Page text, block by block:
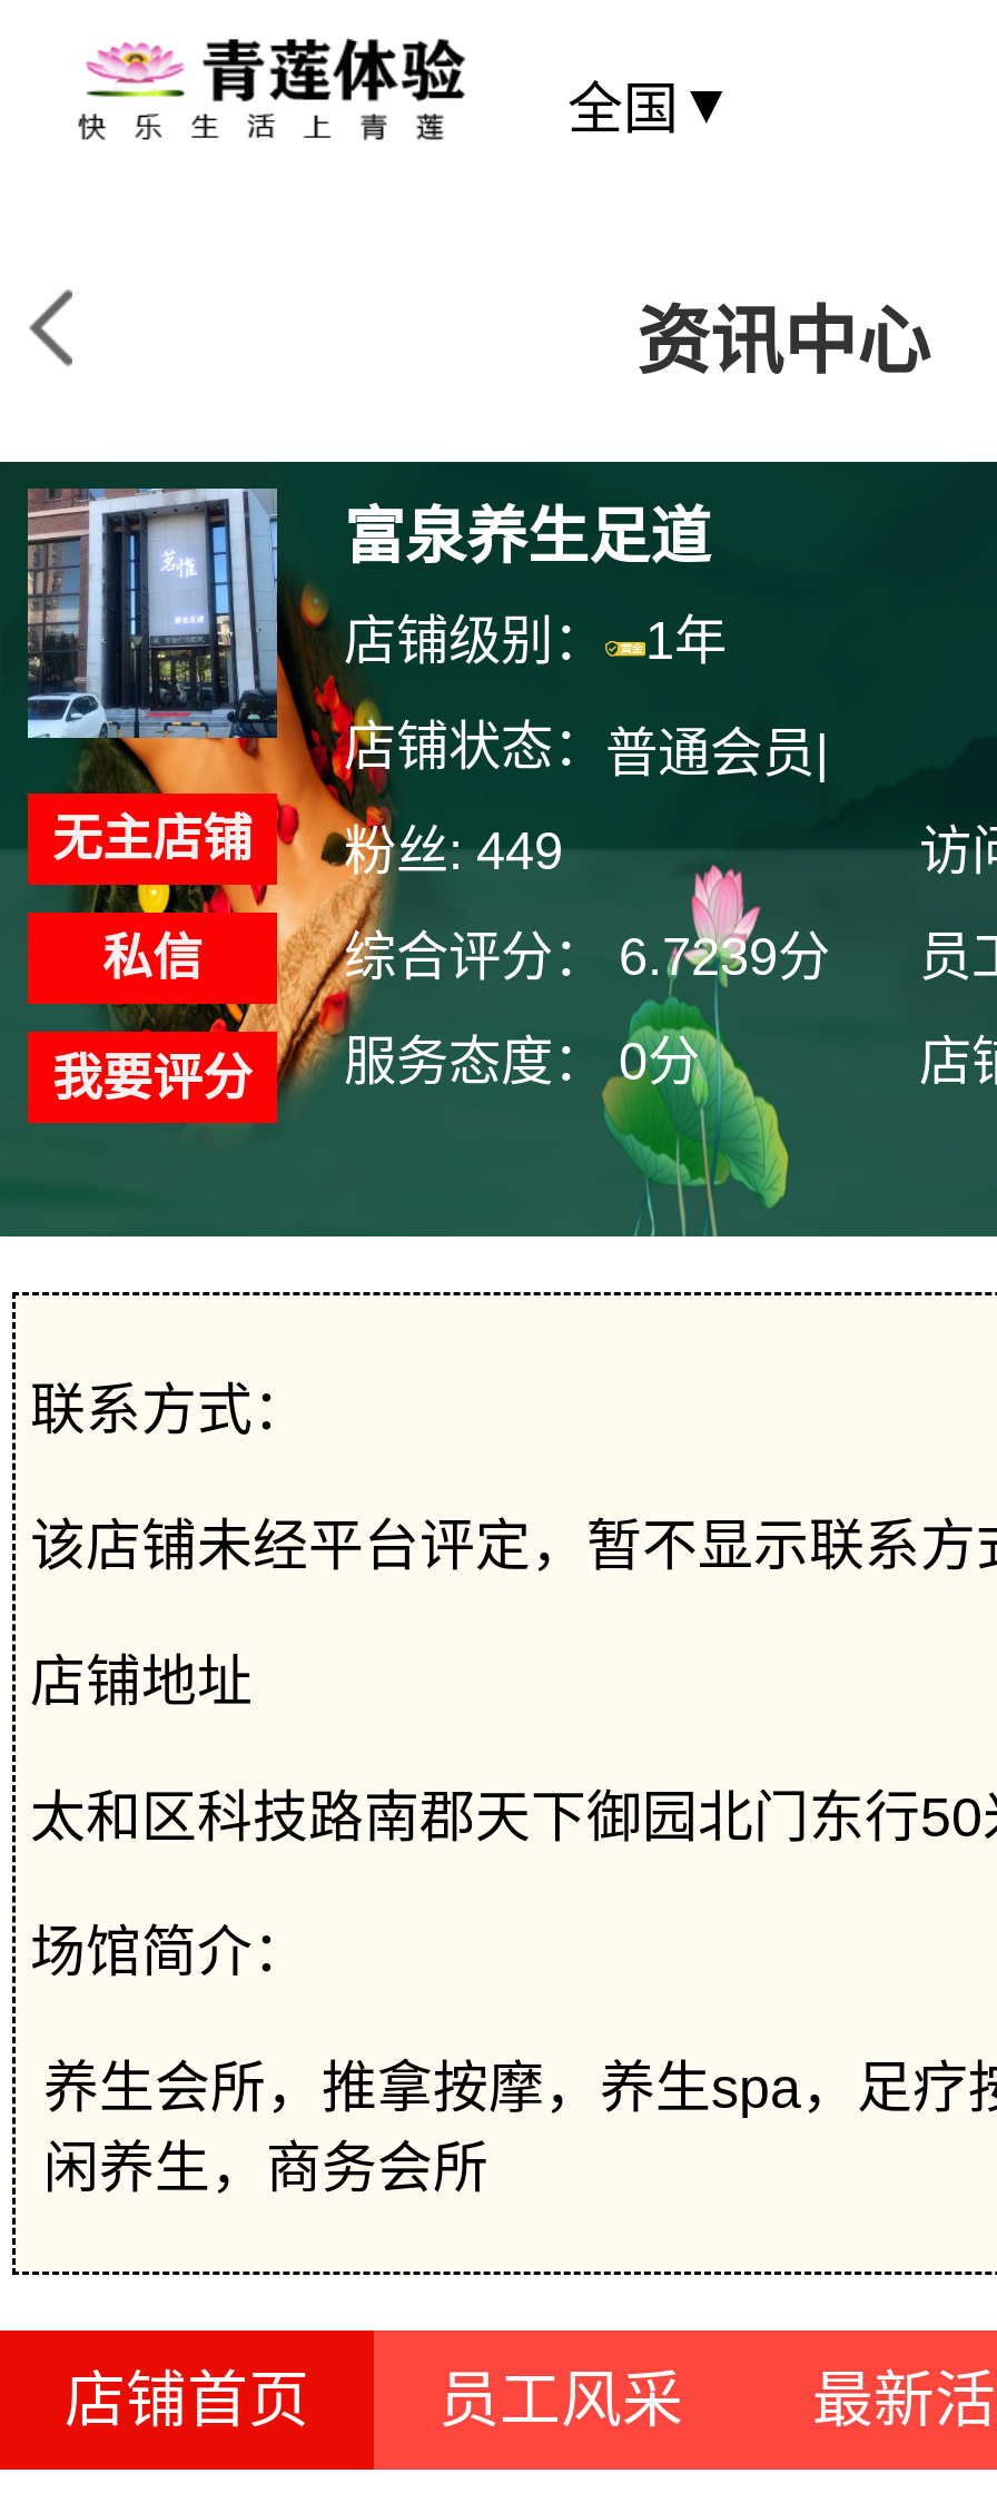
全国 ▼
资讯中心
无主店铺
私信
我要评分
富泉养生足道
店铺级别：
1年
店铺状态： 普通会员|
粉丝: 449
访
综合评分：
6.7239分
员
服务态度：
0分 店
联系方式：
该店铺未经平台评定，暂不显示联系方
店铺地址
太和区科技路南郡天下御园北门东行50
场馆简介：
养生会所，推拿按摩，养生spa，足疗
闲养生，商务会所
店铺首页 员工风采 最新